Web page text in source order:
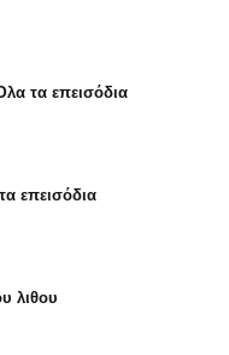
τα επεισόδια
επεισόδια
λιθου